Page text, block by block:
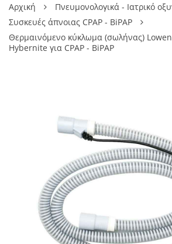
Αρχική
Πνευμονολογικά - Ιατρικό
Συσκευές άπνοιας CPAP - BiPAP
Θερμαινόμενο κύκλωμα (σωλήνας)
Hybernite για CPAP - BiPAP